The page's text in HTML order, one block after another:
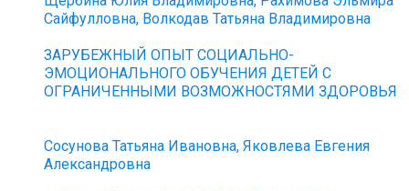
Сайфулловна, Волкодав Татьяна Владимировна
ЗАРУБЕЖНЫЙ ОПЫТ СОЦИАЛЬНО-
ЭМОЦИОНАЛЬНОГО ОБУЧЕНИЯ ДЕТЕЙ С
ОГРАНИЧЕННЫМИ ВОЗМОЖНОСТЯМИ ЗДОРОВЬЯ
Сосунова Татьяна Ивановна, Яковлева Евгения
Александровна